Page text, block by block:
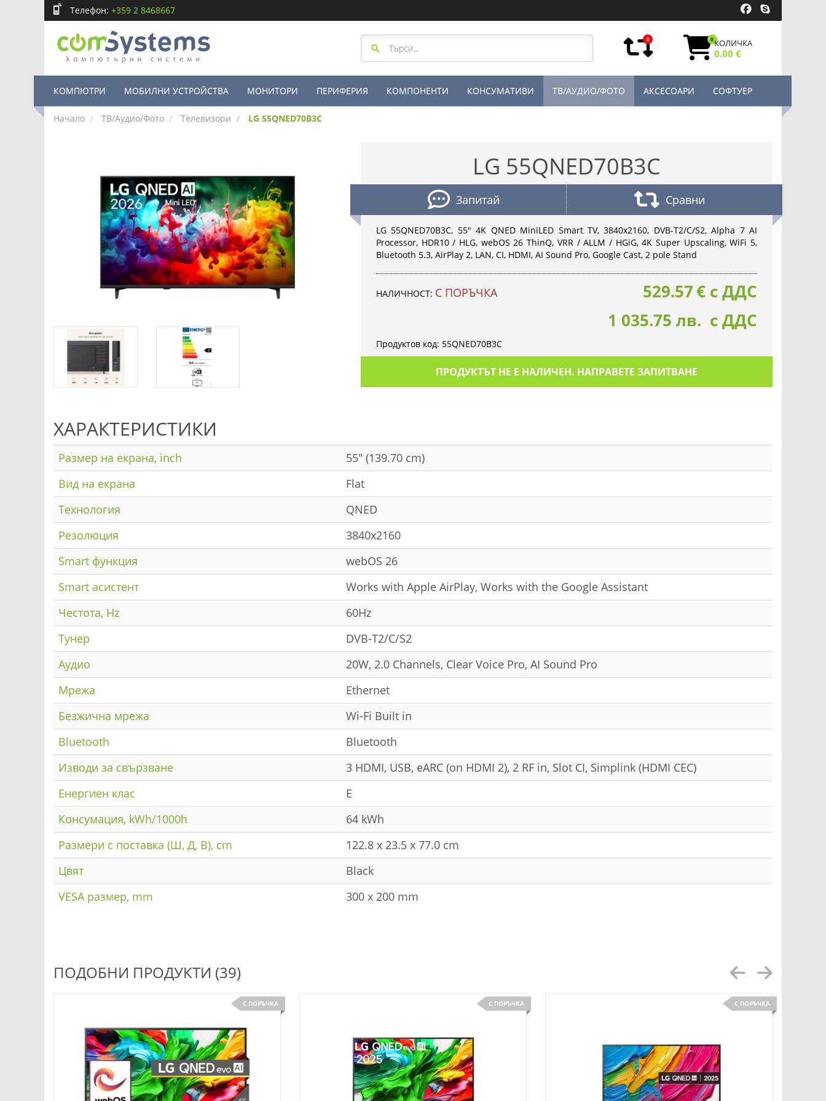
Телефон: +359 2 8468667
0 0КОЛИЧКА
0.00 €
КОМПЮТРИ МОБИЛНИ УСТРОЙСТВА МОНИТОРИ ПЕРИФЕРИЯ КОМПОНЕНТИ КОНСУМАТИВИ ТВ/АУДИО/ФОТО АКСЕСОАРИ СОФТУЕР
Начало ТВ/Аудио/Фото Телевизори LG 55QNED70B3C
LG 55QNED70B3C
Запитай Сравни
LG 55QNED70B3C, 55" 4K QNED MiniLED Smart TV, 3840x2160, DVB-T2/C/S2, Alpha 7 AI
Processor, HDR10 / HLG, webOS 26 ThinQ, VRR / ALLM / HGiG, 4K Super Upscaling, WiFi 5,
Bluetooth 5.3, AirPlay 2, LAN, CI, HDMI, AI Sound Pro, Google Cast, 2 pole Stand
НАЛИЧНОСТ: С ПОРЪЧКА 529.57€ с ДДС
1 035.75 лв. с ДДС
Продуктов код: 55QNED70B3C
ПРОДУКТЪТ НЕ Е НАЛИЧЕН. НАПРАВЕТЕ ЗАПИТВАНЕ
ХАРАКТЕРИСТИКИ
Размер на екрана, inch
55" (139.70 cm)
Вид на екрана
Flat
Технология
QNED
Резолюция
3840x2160
Smart функция
webOS 26
Smart асистент
Works with Apple AirPlay, Works with the Google Assistant
Честота, Hz
60Hz
Тунер
DVB-T2/C/S2
Аудио
20W, 2.0 Channels, Clear Voice Pro, AI Sound Pro
Мрежа
Ethernet
Безжична мрежа
Wi-Fi Built in
Bluetooth
Bluetooth
Изводи за свързване
3 HDMI, USB, eARC (on HDMI 2), 2 RF in, Slot CI, Simplink (HDMI CEC)
Енергиен клас
E
Консумация, kWh/1000h
64 kWh
Размери с поставка (Ш, Д, В), cm
122.8 x 23.5 x 77.0 cm
Цвят
Black
VESA размер, mm
300 x 200 mm
ПОДОБНИ ПРОДУКТИ (39)
С ПОРЪЧКА С ПОРЪЧКА С ПОРЪЧКА